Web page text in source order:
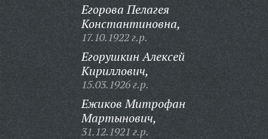
Егорова Пелагея
Константиновна,
17.10.1922 г.р.
Егорушкин Алексей
Кириллович,
15.03.1926 г.р.
Ежиков Митрофан
Мартынович,
31.12.1921 г.р.